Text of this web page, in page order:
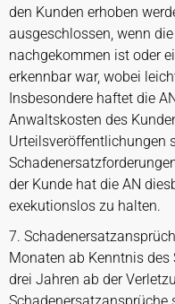
den Kunden erhoben
ausgeschlossen, wenn
nachgekommen ist oder
erkennbar war, wobei
Insbesondere haftet die
Anwaltskosten des
Urteilsveröffentlichungen
der Kunde hat die AN
exekutionslos zu halten.
7.
Monaten ab Kenntnis des
drei Jahren ab der